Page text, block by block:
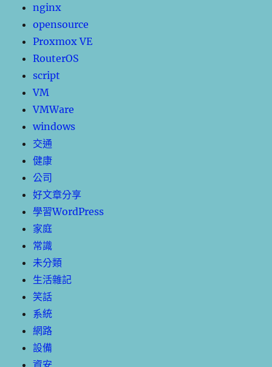
nginx
opensource
Proxmox VE
RouterOS
script
VM
VMWare
windows
交通
健康
公司
好文章分享
學習WordPress
家庭
常識
未分類
生活雜記
笑話
系統
網路
設備
資安